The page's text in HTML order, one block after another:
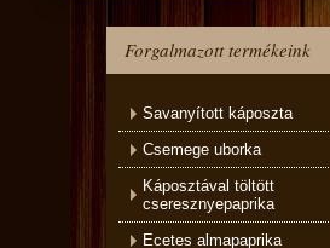
Forgalmazott termékeink
Savanyított káposzta
Csemege uborka
Káposztával töltött
cseresznyepaprika
Ecetes almapaprika